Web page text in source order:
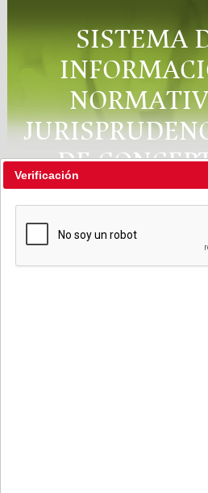
SISTEMA
DE
"RÉGIMEN
Verificación